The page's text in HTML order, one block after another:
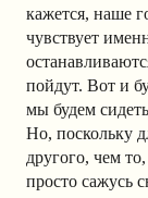
кажется, наше
чувствует
пойдут. Вот и
мы будем
Но, поскольку
другого, чем
просто сажусь